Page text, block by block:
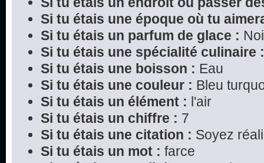
Si tu étais une époque où tu
Si tu étais un parfum de glace :
Si tu étais une spécialité culinaire :
Si tu étais une boisson : Eau
Si tu étais une couleur : Bleu
Si tu étais un élément : l'air
Si tu étais un chiffre : 7
Si tu étais une citation : Soyez
Si tu étais un mot : farce